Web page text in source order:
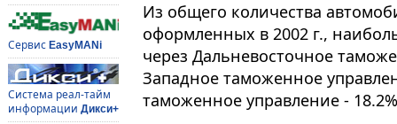
Сервис EasyMANi
Система реал-тайм
информации Дикси+
Из общего количества
оформленных в 2002 г.,
через Дальневосточное
Западное таможенное
таможенное управление -